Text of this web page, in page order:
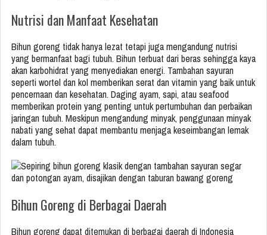
Nutrisi dan Manfaat Kesehatan
Bihun goreng tidak hanya lezat tetapi juga mengandung nutrisi
yang bermanfaat bagi tubuh. Bihun terbuat dari beras sehingga kaya
akan karbohidrat yang menyediakan energi. Tambahan sayuran
seperti wortel dan kol memberikan serat dan vitamin yang baik untuk
pencernaan dan kesehatan. Daging ayam, sapi, atau seafood
memberikan protein yang penting untuk pertumbuhan dan perbaikan
jaringan tubuh. Meskipun mengandung minyak, penggunaan minyak
nabati yang sehat dapat membantu menjaga keseimbangan lemak
dalam tubuh.
Bihun Goreng di Berbagai Daerah
Bihun goreng dapat ditemukan di berbagai daerah di Indonesia